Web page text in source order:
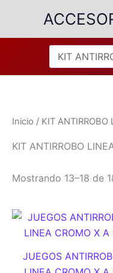
contenido
Inicio / KIT ANTIRROBO
KIT ANTIRROBO
Mostrando 13–18 de
JUEGOS